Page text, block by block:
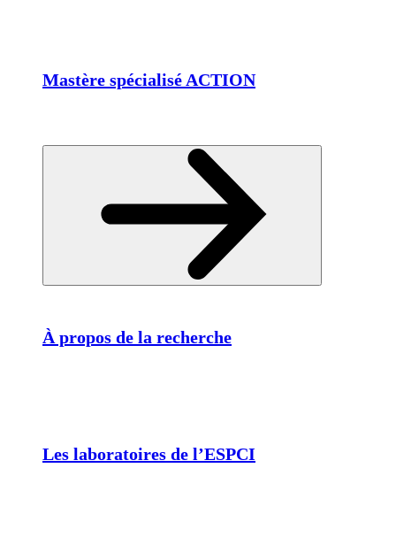
Mastère spécialisé ACTION
À propos de la recherche
Les laboratoires de l’ESPCI